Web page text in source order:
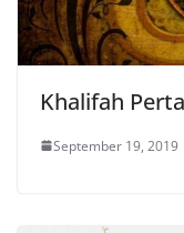
Khalifah
September 19, 2019